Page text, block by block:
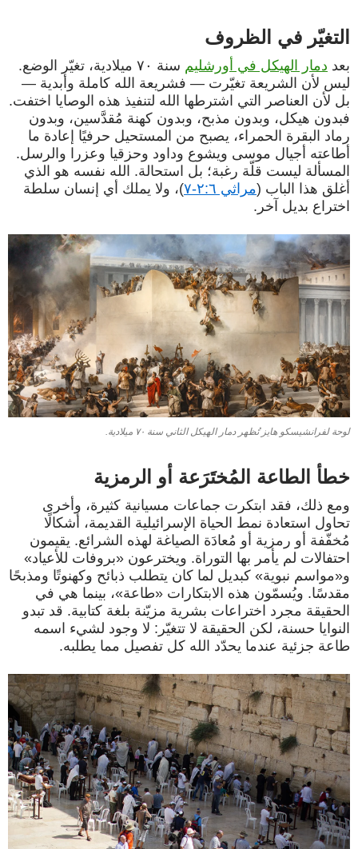
التغيّر في الظروف
بعد دمار الهيكل في أورشليم
سنة ٧٠ ميلادية، تغيّر الوضع.
ليس لأن الشريعة تغيّرت — فشريعة الله كاملة وأبدية —
بل لأن العناصر التي اشترطها الله لتنفيذ هذه الوصايا اختفت.
فبدون هيكل، وبدون مذبح، وبدون كهنة مُقدَّسين، وبدون
رماد البقرة الحمراء، يصبح من المستحيل حرفيًا إعادة ما
أطاعته أجيال موسى ويشوع وداود وحزقيا وعزرا والرسل.
المسألة ليست قلّة رغبة؛ بل استحالة. الله نفسه هو الذي
أغلق هذا الباب (مراثي ٢:٦-٧
)، ولا يملك أي إنسان سلطة
اختراع بديل آخر.
لوحة لفرانشيسكو هايز تُظهر دمار الهيكل الثاني سنة ٧٠ ميلادية.
خطأ الطاعة المُختَرَعة أو الرمزية
ومع ذلك، فقد ابتكرت جماعات مسيانية كثيرة، وأخرى
تحاول استعادة نمط الحياة الإسرائيلية القديمة، أشكالًا
مُخفّفة أو رمزية أو مُعادَة الصياغة لهذه الشرائع. يقيمون
احتفالات لم يأمر بها التوراة. ويخترعون «بروفات للأعياد»
و«مواسم نبوية» كبديل لما كان يتطلب ذبائح وكهنوتًا ومذبحًا
مقدسًا. ويُسمّون هذه الابتكارات «طاعة»، بينما هي في
الحقيقة مجرد اختراعات بشرية مزيّنة بلغة كتابية. قد تبدو
النوايا حسنة، لكن الحقيقة لا تتغيّر: لا وجود لشيء اسمه
طاعة جزئية عندما يحدّد الله كل تفصيل مما يطلبه.